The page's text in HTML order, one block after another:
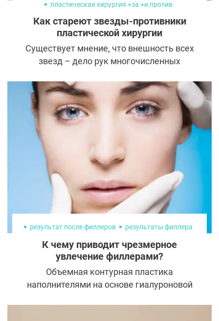
пластическая хирургия +за +и против
Как стареют звезды-противники
пластической хирургии
Существует мнение, что внешность всех
звезд – дело рук многочисленных
Однако наши сегодняшние героини
напрочь опровергают этот стереотип.
Когда-то они выбрали естественное
старение и вот, как выглядят сегодня.
результат после филлеров результаты филлера
К чему приводит чрезмерное
увлечение филлерами?
Объемная контурная пластика
наполнителями на основе гиалуроновой